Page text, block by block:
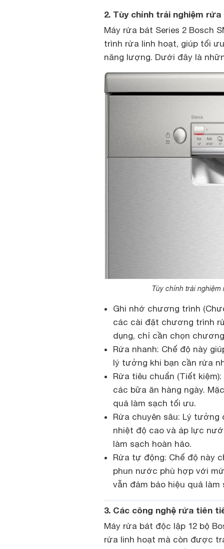
2. Tùy chỉnh trải nghiệm
Máy rửa bát Series 2 Bosch
trình rửa linh hoạt, giúp tối
năng lượng. Dưới đây là
Tùy chỉnh trải
Ghi nhớ chương trình
các cài đặt chương trình
dụng, chỉ cần chọn
Rửa nhanh: Chế độ này
lý tưởng khi bạn cần rửa
Rửa tiêu chuẩn (Tiết
các bữa ăn hàng ngày.
quả làm sạch tối ưu.
Rửa chuyên sâu: Lý
nhiệt độ cao và áp lực
làm sạch hoàn hảo.
Rửa tự động: Chế độ này
phun nước phù hợp với
vẫn đảm bảo hiệu quả làm
3. Các công nghệ rửa tiên
Máy rửa bát độc lập 12 bộ
rửa linh hoạt mà còn được